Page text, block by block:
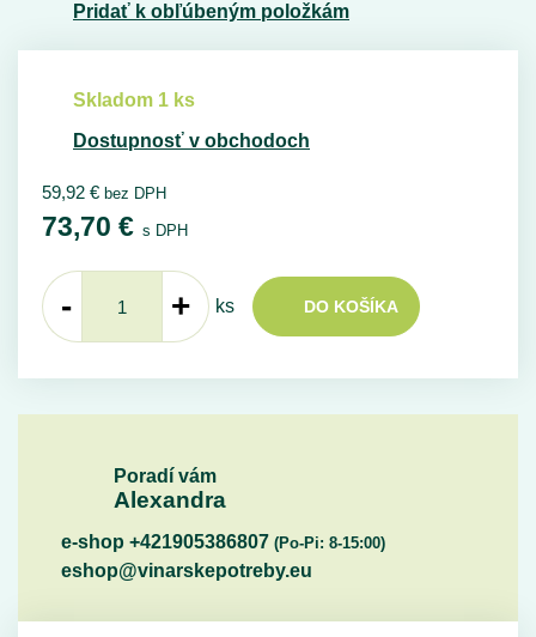
Pridať k obľúbeným položkám
Skladom 1 ks
Dostupnosť v obchodoch
59,92 € bez DPH
73,70 € s DPH
- + ks DO KOŠÍKA
Poradí vám
Alexandra
e-shop +421905386807 (Po-Pi: 8-15:00)
eshop@vinarskepotreby.eu